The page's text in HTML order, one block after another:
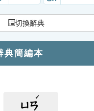
切換辭典
典簡編本
ㄩㄢ